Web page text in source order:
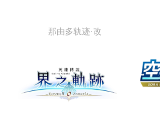
那由多轨迹·改
那由多轨迹·改中文官网